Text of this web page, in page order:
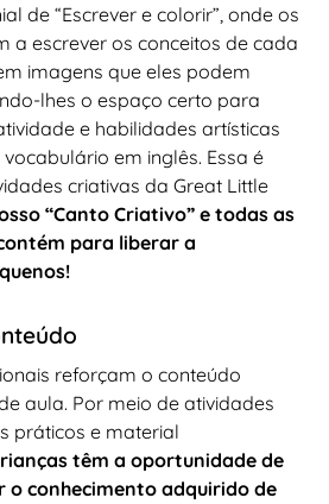
de “Escrever e colorir”, onde os
a escrever os conceitos de cada
imagens que eles podem
lhes o espaço certo para
e habilidades artísticas
em inglês. Essa é
criativas da Great Little
“Canto Criativo” e todas as
para liberar a
reforçam o conteúdo
aula. Por meio de atividades
práticos e material
têm a oportunidade de
o conhecimento adquirido de